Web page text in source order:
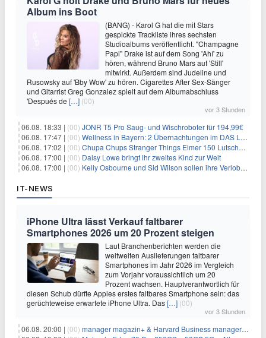
Album ins Boot
(BANG) - Karol G hat die mit Stars
gespickte Trackliste ihres sechsten
Studioalbums veröffentlicht. "Champagne
Papi" Drake ist auf dem Song 'Ahí' zu
hören, während Bruno Mars auf 'Still'
mitwirkt. Außerdem sind Judeline und
Rusowsky auf 'Bby Wow' zu hören. Cigarettes After Sex-Sänger
und Gitarrist Greg Gonzalez spielt auf dem Albumabschluss
'Después de […] (00)
vor 3 Stunden
06.08. 18:33 | (00) JONR T5 Pro Saug- und Wischroboter für 194,99€
06.08. 17:47 | (00) Wellness in Bayern: 2 Übernachtungen im DAS LUDWIG Sports Resort inkl. HP + Wellness ab 174€ p.P.
06.08. 17:02 | (00) Chupa Chups Stranger Things Eimer 150 Lutscher für 21,95€
06.08. 17:00 | (00) Daisy Lowe bringt ihr zweites Kind zur Welt
06.08. 17:00 | (00) Kelly Osbourne und Sid Wilson sollen ihre Verlobung gelöst haben
IT-NEWS
iPhone Ultra lässt Verkauf faltbarer
Smartphones 2026 um 20 Prozent steigen
Laut Branchenberichten werden die
weltweiten Auslieferungen faltbarer
Smartphones im Jahr 2026 im Vergleich
zum Vorjahr voraussichtlich um 20
Prozent wachsen. Hauptverantwortlich für
diesen Schub dürfte Apples erstes faltbares Smartphone sein: das
gerüchteweise erwartete iPhone Ultra. Das[…] (00)
vor 3 Stunden
06.08. 20:00 | (00) manager magazin+ & Harvard Business manager+ Digital-Kombi-Abo 1 Monat kostenlos